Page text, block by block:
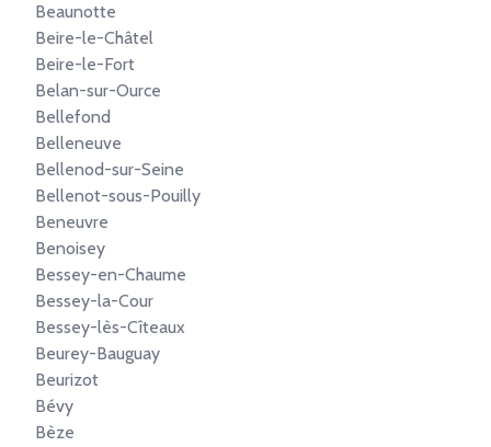
Beaunotte
Beire-le-Châtel
Beire-le-Fort
Belan-sur-Ource
Bellefond
Belleneuve
Bellenod-sur-Seine
Bellenot-sous-Pouilly
Beneuvre
Benoisey
Bessey-en-Chaume
Bessey-la-Cour
Bessey-lès-Cîteaux
Beurey-Bauguay
Beurizot
Bévy
Bèze